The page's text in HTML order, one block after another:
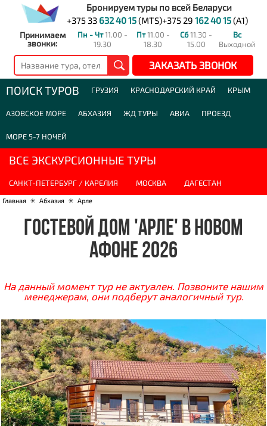
Бронируем туры по всей Беларуси
+375 33 632 40 15(MTS)+375 29 162 40 15(A1)
Принимаем
звонки:
Пн - Чт11.00 -
19.30
Пт11.00 -
18.30
Сб11.30 -
15.00
Вс
Выходной
ЗАКАЗАТЬ ЗВОНОК
ПОИСК ТУРОВ ГРУЗИЯ КРАСНОДАРСКИЙ КРАЙ КРЫМ
АЗОВСКОЕ МОРЕ АБХАЗИЯ ЖД ТУРЫ АВИА ПРОЕЗД
МОРЕ 5-7 НОЧЕЙ
ВСЕ ЭКСКУРСИОННЫЕ ТУРЫ
САНКТ-ПЕТЕРБУРГ / КАРЕЛИЯ МОСКВА ДАГЕСТАН
Главная ☀ Абхазия ☀ Арле
ГОСТЕВОЙ ДОМ 'АРЛЕ' В НОВОМ
АФОНЕ 2026
На данный момент тур не актуален. Позвоните нашим
менеджерам, они подберут аналогичный тур.